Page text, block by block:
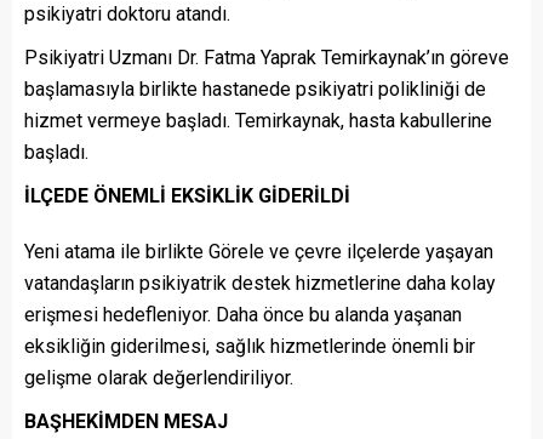
psikiyatri doktoru atandı.
Psikiyatri Uzmanı Dr. Fatma Yaprak Temirkaynak’ın göreve
başlamasıyla birlikte hastanede psikiyatri polikliniği de
hizmet vermeye başladı. Temirkaynak, hasta kabullerine
başladı.
İLÇEDE ÖNEMLİ EKSİKLİK GİDERİLDİ
Yeni atama ile birlikte Görele ve çevre ilçelerde yaşayan
vatandaşların psikiyatrik destek hizmetlerine daha kolay
erişmesi hedefleniyor. Daha önce bu alanda yaşanan
eksikliğin giderilmesi, sağlık hizmetlerinde önemli bir
gelişme olarak değerlendiriliyor.
BAŞHEKİMDEN MESAJ